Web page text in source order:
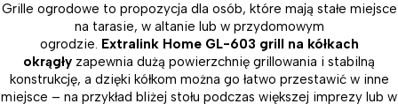
Grille ogrodowe to propozycja dla osób, które mają stałe miejsce
na tarasie, w altanie lub w przydomowym
ogrodzie. Extralink Home GL-603 grill na kółkach
okrągły zapewnia dużą powierzchnię grillowania i stabilną
konstrukcję, a dzięki kółkom można go łatwo przestawić w inne
miejsce – na przykład bliżej stołu podczas większej imprezy lub w